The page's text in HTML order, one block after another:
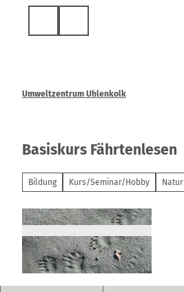
Umweltzentrum Uhlenkolk
Basiskurs Fährtenlesen
Bildung Kurs/Seminar/Hobby Natur